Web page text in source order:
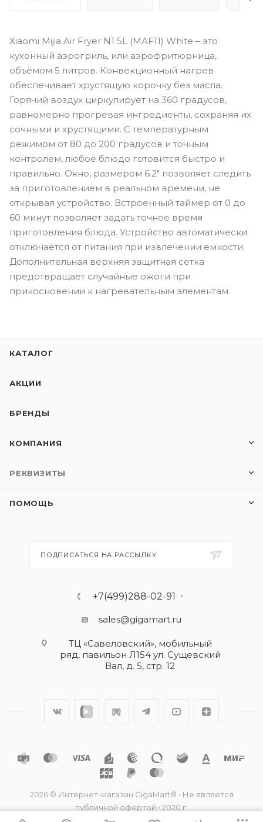
Xiaomi Mijia Air Fryer N1 5L (MAF11) White – это
кухонный аэрогриль, или аэрофритюрница,
объёмом 5 литров. Конвекционный нагрев
обеспечивает хрустящую корочку без масла.
Горячий воздух циркулирует на 360 градусов,
равномерно прогревая ингредиенты, сохраняя их
сочными и хрустящими. С температурным
режимом от 80 до 200 градусов и точным
контролем, любое блюдо готовится быстро и
правильно. Окно, размером 6.2" позволяет следить
за приготовлением в реальном времени, не
открывая устройство. Встроенный таймер от 0 до
60 минут позволяет задать точное время
приготовления блюда. Устройство автоматически
отключается от питания при извлечении емкости.
Дополнительная верхняя защитная сетка
предотвращает случайные ожоги при
прикосновении к нагревательным элементам.
КАТАЛОГ
АКЦИИ
БРЕНДЫ
КОМПАНИЯ
РЕКВИЗИТЫ
ПОМОЩЬ
ПОДПИСАТЬСЯ НА РАССЫЛКУ
+7(499)288-02-91
sales@gigamart.ru
ТЦ «Савеловский», мобильный
ряд, павильон Л154 ул. Сущевский
Вал, д. 5, стр. 12
2026 © Интернет-магазин GigaMart® • Не является
публичной офертой • 2020 г.